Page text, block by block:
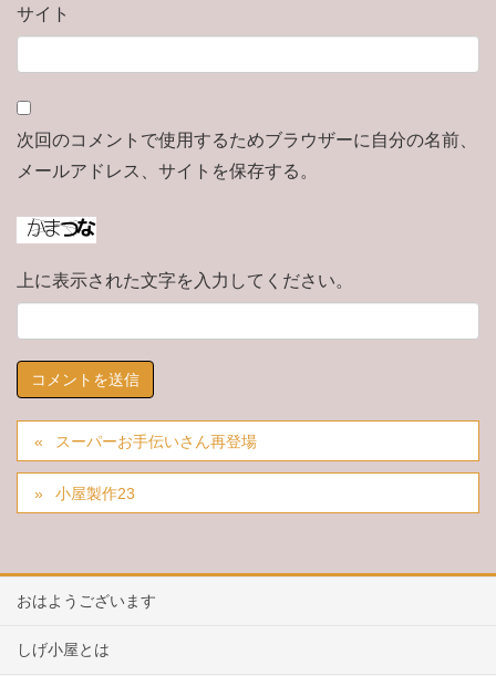
サイト
次回のコメントで使用するためブラウザーに自分の名前、
メールアドレス、サイトを保存する。
上に表示された文字を入力してください。
スーパーお手伝いさん再登場
小屋製作23
おはようございます
しげ小屋とは